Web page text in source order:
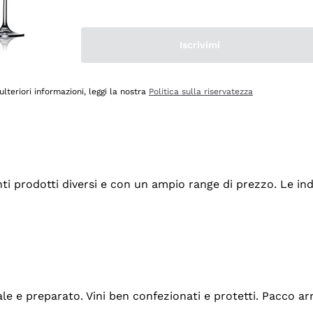
diversi e con un ampio range di prezzo. Le
e preparato. Vini ben confezionati e protetti. Pacco
Iscrivimi
informazioni, leggi la nostra Politica sulla riservatezza